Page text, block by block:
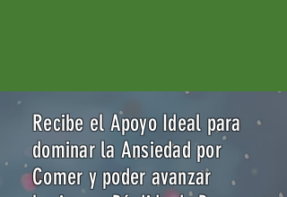
Recibe el Apoyo Ideal para
dominar la Ansiedad por
Comer y poder avanzar